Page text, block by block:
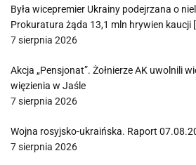
Była wicepremier Ukrainy podejrzana o
Prokuratura żąda 13,1 mln hrywien kaucji
7 sierpnia 2026
Akcja „Pensjonat”. Żołnierze AK uwolnili
więzienia w Jaśle
7 sierpnia 2026
Wojna rosyjsko-ukraińska. Raport
7 sierpnia 2026